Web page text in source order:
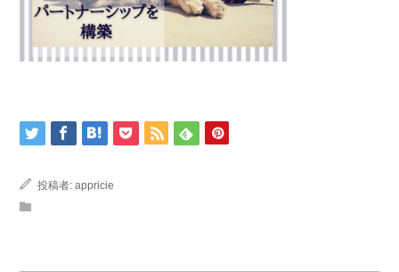
投稿者: appricie